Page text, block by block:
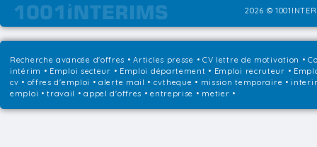
2026 ©
Recherche avancée d'offres •Articles presse • CV lettre de motivation •
intérim • Emploi secteur • Emploi département • Emploi recruteur •
cv • offres d'emploi • alerte mail • cvtheque • mission temporaire •
emploi • travail • appel d'offres • entreprise • metier •